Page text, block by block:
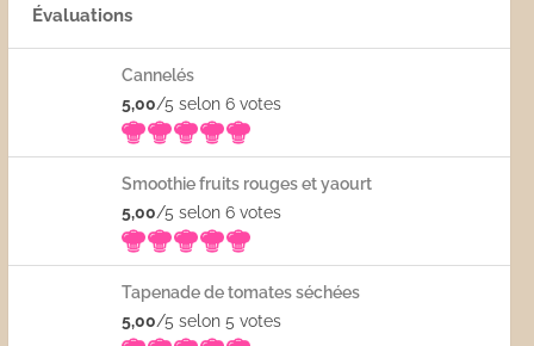
Évaluations
Cannelés
5,00/5 selon 6votes
Smoothie fruits rouges et yaourt
5,00/5 selon 6votes
Tapenade de tomates séchées
5,00/5 selon 5votes